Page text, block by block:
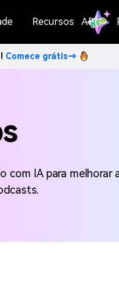
Recursos API
Comece grátis→
IA para